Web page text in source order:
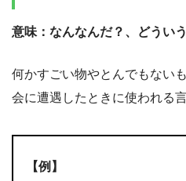
意味：なんなんだ？、どうい
何かすごい物やとんでもない
会に遭遇したときに使われる言
【例】